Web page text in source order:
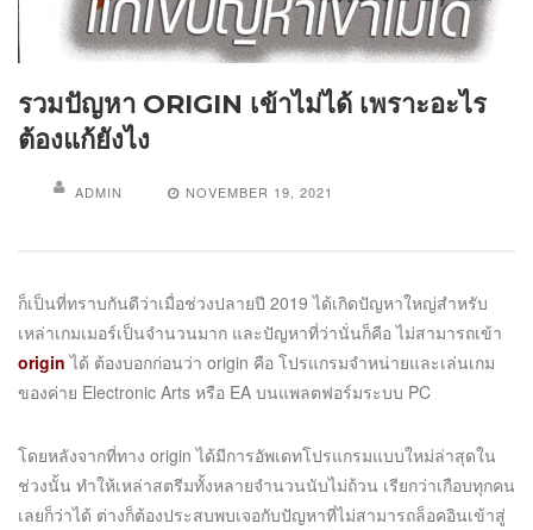
รวมปัญหา ORIGIN เข้าไม่ได้ เพราะอะไร
ต้องแก้ยังไง
ADMIN NOVEMBER 19, 2021
ก็เป็นที่ทราบกันดีว่าเมื่อช่วงปลายปี 2019 ได้เกิดปัญหาใหญ่สำหรับ
เหล่าเกมเมอร์เป็นจำนวนมาก และปัญหาที่ว่านั่นก็คือ ไม่สามารถเข้า
origin ได้ ต้องบอกก่อนว่า origin คือ โปรแกรมจำหน่ายและเล่นเกม
ของค่าย Electronic Arts หรือ EA บนแพลตฟอร์มระบบ PC
โดยหลังจากที่ทาง origin ได้มีการอัพเดทโปรแกรมแบบใหม่ล่าสุดใน
ช่วงนั้น ทำให้เหล่าสตรีมทั้งหลายจำนวนนับไม่ถ้วน เรียกว่าเกือบทุกคน
เลยก็ว่าได้ ต่างก็ต้องประสบพบเจอกับปัญหาที่ไม่สามารถล็อคอินเข้าสู่